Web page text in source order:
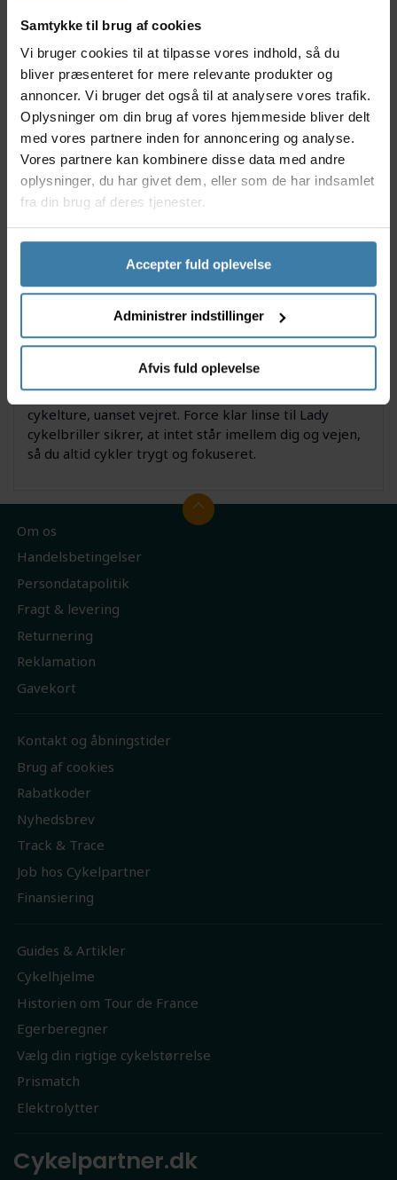
Samtykke til brug af cookies
Vi bruger cookies til at tilpasse vores indhold, så du
bliver præsenteret for mere relevante produkter og
annoncer. Vi bruger det også til at analysere vores trafik.
Oplysninger om din brug af vores hjemmeside bliver delt
med vores partnere inden for annoncering og analyse.
Vores partnere kan kombinere disse data med andre
oplysninger, du har givet dem, eller som de har indsamlet
fra din brug af deres tjenester.
Accepter fuld oplevelse
Administrer indstillinger
Afvis fuld oplevelse
Nyttige facts
Klar linse - ideel til dårligt lys og overskyede
forhold
Specifikt designet til Lady cykelbriller
Beskytter øjnene mod vind, støv og insekter
Let at udskifte uden brug af værktøj
Robust materiale for lang holdbarhed
Anvendelse
Force klar linse til Lady cykelbriller er perfekt til dig,
der cykler i skiftende vejr, hvor behovet for
maksimalt lysindtag er vigtigt - for eksempel tidlige
morgener, aftenture eller gråvejrsdage. Linsen er
lavet til damer, der sætter pris på funktionelt udstyr,
under alle forhold.
Med denne linse får du komfort og sikkerhed på dine
cykelture, uanset vejret. Force klar linse til Lady
cykelbriller sikrer, at intet står imellem dig og vejen,
så du altid cykler trygt og fokuseret.
Om os
Handelsbetingelser
Persondatapolitik
Fragt & levering
Returnering
Reklamation
Gavekort
Kontakt og åbningstider
Brug af cookies
Rabatkoder
Nyhedsbrev
Track & Trace
Job hos Cykelpartner
Finansiering
Guides & Artikler
Cykelhjelme
Historien om Tour de France
Egerberegner
Vælg din rigtige cykelstørrelse
Prismatch
Elektrolytter
Cykelpartner.dk